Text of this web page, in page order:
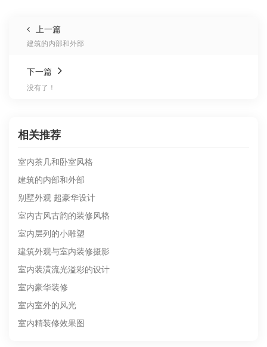
上一篇
建筑的内部和外部
下一篇
没有了！
相关推荐
室内茶几和卧室风格
建筑的内部和外部
别墅外观 超豪华设计
室内古风古韵的装修风格
室内层列的小雕塑
建筑外观与室内装修摄影
室内装潢流光溢彩的设计
室内豪华装修
室内室外的风光
室内精装修效果图